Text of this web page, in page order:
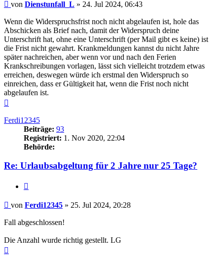
Beitrag
von Dienstunfall_L » 24. Jul 2024, 06:43
Wenn die Widerspruchsfrist noch nicht abgelaufen ist, hole das
Abschicken als Brief nach, damit der Widerspruch deine
Unterschrift hat, ohne eine Unterschrift (per Mail gibt es keine) ist
die Frist nicht gewahrt. Krankmeldungen kannst du nicht Jahre
später nachreichen, aber wenn vor und nach den Ferien
Krankschreibungen vorlagen, lässt sich vielleicht trotzdem etwas
erreichen, deswegen würde ich erstmal den Widerspruch so
einreichen, dass er Gültigkeit hat, wenn die Frist noch nicht
abgelaufen ist.
Ferdi12345
Beiträge: 93
Registriert: 1. Nov 2020, 22:04
Behörde:
Re: Urlaubsabgeltung für 2 Jahre nur 25 Tage?
Beitrag
von Ferdi12345 » 25. Jul 2024, 20:28
Fall abgeschlossen!
Die Anzahl wurde richtig gestellt. LG